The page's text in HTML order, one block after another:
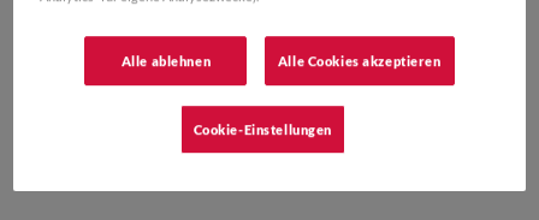
Alle ablehnen Alle Cookies akzeptieren
Cookie-Einstellungen